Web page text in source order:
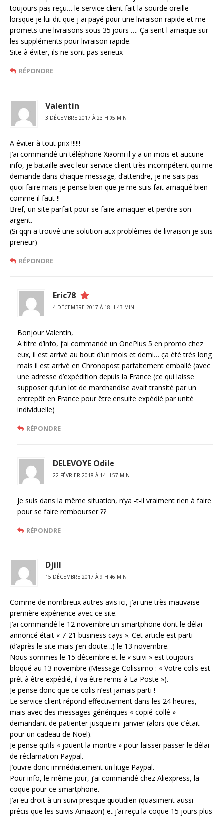
toujours pas reçu… le service client fait la sourde oreille
lorsque je lui dit que j ai payé pour une livraison rapide et me
promets une livraisons sous 35 jours …. Ça sent l arnaque sur
les suppléments pour livraison rapide.
Site à éviter, ils ne sont pas serieux
RÉPONDRE
Valentin
3 DÉCEMBRE 2017 À 23 H 05 MIN
A éviter à tout prix !!!!!!
J’ai commandé un téléphone Xiaomi il y a un mois et aucune
info, je bataille avec leur service client très incompétent qui me
demande dans chaque message, d’attendre, je ne sais pas
quoi faire mais je pense bien que je me suis fait arnaqué bien
comme il faut !!
Bref, un site parfait pour se faire arnaquer et perdre son
argent.
(Si qqn a trouvé une solution aux problèmes de livraison je suis
preneur)
RÉPONDRE
Eric78
4 DÉCEMBRE 2017 À 18 H 43 MIN
Bonjour Valentin,
A titre d’info, j’ai commandé un OnePlus 5 en promo chez
eux, il est arrivé au bout d’un mois et demi… ça été très long
mais il est arrivé en Chronopost parfaitement emballé (avec
une adresse d’expédition depuis la France (ce qui laisse
supposer qu’un lot de marchandise avait transité par un
entrepôt en France pour être ensuite expédié par unité
individuelle)
RÉPONDRE
DELEVOYE Odile
22 FÉVRIER 2018 À 14 H 57 MIN
Je suis dans la même situation, n’ya -t-il vraiment rien à faire
pour se faire rembourser ??
RÉPONDRE
Djill
15 DÉCEMBRE 2017 À 9 H 46 MIN
Comme de nombreux autres avis ici, j’ai une très mauvaise
première expérience avec ce site.
J’ai commandé le 12 novembre un smartphone dont le délai
annoncé était « 7-21 business days ». Cet article est parti
(d’après le site mais j’en doute…) le 13 novembre.
Nous sommes le 15 décembre et le « suivi » est toujours
bloqué au 13 novembre (Message Colissimo : « Votre colis est
prêt à être expédié, il va être remis à La Poste »).
Je pense donc que ce colis n’est jamais parti !
Le service client répond effectivement dans les 24 heures,
mais avec des messages génériques « copié-collé »
demandant de patienter jusque mi-janvier (alors que c’était
pour un cadeau de Noël).
Je pense qu’ils « jouent la montre » pour laisser passer le délai
de réclamation Paypal.
J’ouvre donc immédiatement un litige Paypal.
Pour info, le même jour, j’ai commandé chez Aliexpress, la
coque pour ce smartphone.
J’ai eu droit à un suivi presque quotidien (quasiment aussi
précis que les suivis Amazon) et j’ai reçu la coque 15 jours plus